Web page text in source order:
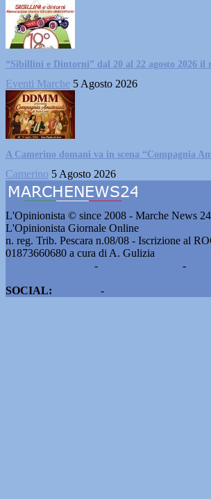
“Sibillini e Dintorni” dal 20 al 22 agosto 2026 il
Eventi Marche 5 Agosto 2026
A Camerino domani va in scena “Compagnia
Camerino 5 Agosto 2026
L'Opinionista © since 2008 - Marche News 24
L'Opinionista Giornale Online
n. reg. Trib. Pescara n.08/08 - Iscrizione al
01873660680 a cura di A. Gulizia
- -
SOCIAL:
-